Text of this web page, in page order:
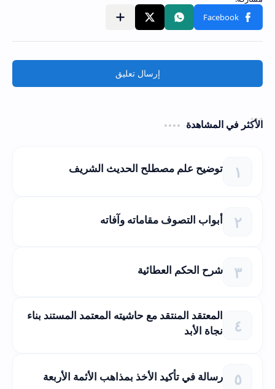
إرسال تعليق
الأكثر في المشاهدة
توضيح علم مصطلح الحديث الشريف
أبواب التصوف مقاماته وآفاته
شرح الحكم العطائية
المعتقد المنتقد مع حاشيته المعتمد المستند بناء
نجاة الأبد
رسالة في تأكيد الأخذ بمذاهب الأئمة الأربعة